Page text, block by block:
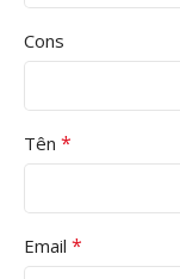
Cons
Tên *
Email *